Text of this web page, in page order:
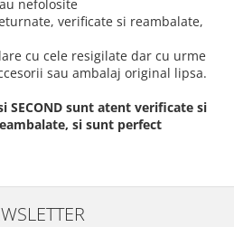
nefolosite
verificate si reambalate,
cu cele resigilate dar cu urme
sau ambalaj original lipsa.
SECOND sunt atent verificate si
si sunt perfect